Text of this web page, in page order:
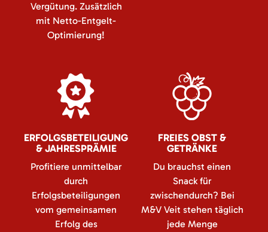
Vergütung. Zusätzlich
mit Netto-Entgelt-
Optimierung!
ERFOLGSBETEILIGUNG
& JAHRESPRÄMIE
Profitiere unmittelbar
durch
Erfolgsbeteiligungen
vom gemeinsamen
Erfolg des
FREIES OBST &
GETRÄNKE
Du brauchst einen
Snack für
zwischendurch? Bei
M&V Veit stehen täglich
jede Menge